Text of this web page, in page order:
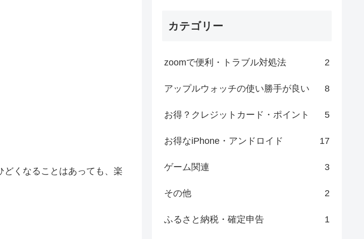
くなることはあっても、楽
カテゴリー
zoomで便利・トラブル対処法 2
アップルウォッチの使い勝手が良い 8
お得？クレジットカード・ポイント 5
お得なiPhone・アンドロイド 17
ゲーム関連 3
その他 2
ふるさと納税・確定申告 1